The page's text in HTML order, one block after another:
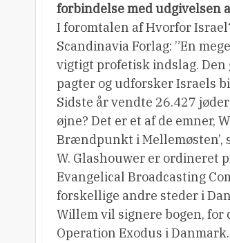
forbindelse med udgivelsen
I foromtalen af Hvorfor
Scandinavia Forlag: ”En
vigtigt profetisk indslag. Den
pagter og udforsker Israels
Sidste år vendte 26.427
øjne? Det er et af de emner,
Brændpunkt i Mellemøsten’,
W. Glashouwer er ordineret
Evangelical Broadcasting
forskellige andre steder i
Willem vil signere bogen, for
Operation Exodus i Danmark.